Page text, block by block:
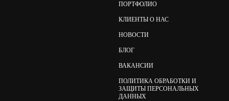
ПОРТФОЛИО
КЛИЕНТЫ О НАС
НОВОСТИ
БЛОГ
ВАКАНСИИ
ПОЛИТИКА ОБРАБОТКИ И
ЗАЩИТЫ ПЕРСОНАЛЬНЫХ
ДАННЫХ